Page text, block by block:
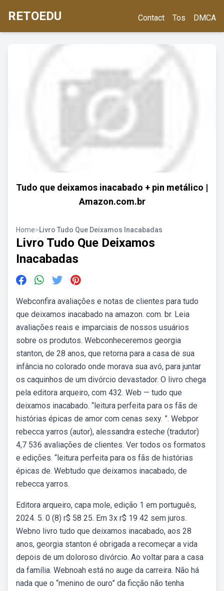
RETOEDU Contact Tos DMCA
Tudo que deixamos inacabado + pin metálico |
Amazon.com.br
Home>Livro Tudo Que Deixamos Inacabadas
Livro Tudo Que Deixamos
Inacabadas
Webconfira avaliações e notas de clientes para tudo
que deixamos inacabado na amazon. com. br. Leia
avaliações reais e imparciais de nossos usuários
sobre os produtos. Webconheceremos georgia
stanton, de 28 anos, que retorna para a casa de sua
infância no colorado onde morava sua avó, para juntar
os caquinhos de um divórcio devastador. O livro chega
pela editora arqueiro, com 432. Web — tudo que
deixamos inacabado. “leitura perfeita para os fãs de
histórias épicas de amor com cenas sexy. ”. Webpor
rebecca yarros (autor), alessandra esteche (tradutor)
4,7 536 avaliações de clientes. Ver todos os formatos
e edições. “leitura perfeita para os fãs de histórias
épicas de. Webtudo que deixamos inacabado, de
rebecca yarros.
Editora arqueiro, capa mole, edição 1 em português,
2024. 5. 0 (8) r$ 58 25. Em 3x r$ 19 42 sem juros.
Webno livro tudo que deixamos inacabado, aos 28
anos, georgia stanton é obrigada a recomeçar a vida
depois de um doloroso divórcio. Ao voltar para a casa
da família. Webnoah está no auge da carreira. Não há
nada que o “menino de ouro” da ficção não tenha